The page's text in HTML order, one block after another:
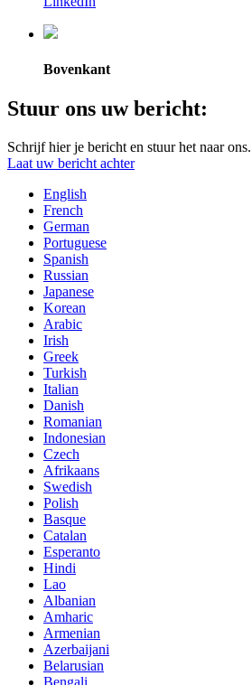
Bovenkant
Stuur ons uw bericht:
Schrijf hier je bericht en stuur het naar ons.
Laat uw bericht achter
English
French
German
Portuguese
Spanish
Russian
Japanese
Korean
Arabic
Irish
Greek
Turkish
Italian
Danish
Romanian
Indonesian
Czech
Afrikaans
Swedish
Polish
Basque
Catalan
Esperanto
Hindi
Lao
Albanian
Amharic
Armenian
Azerbaijani
Belarusian